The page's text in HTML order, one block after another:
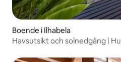
Boende i Ilhabela
Havsutsikt och solnedgång |